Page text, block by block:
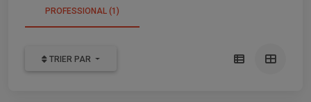
PROFESSIONAL (1)
TRIER PAR